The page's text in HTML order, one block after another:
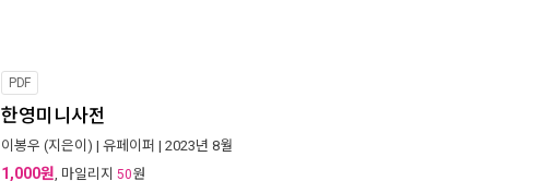
PDF
한영미니사전
이봉우 (지은이) | 유페이퍼 | 2023년 8월
1,000원, 마일리지 50원